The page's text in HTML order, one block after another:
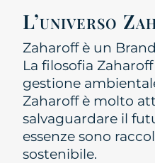
L’universo
Zaharoff è un
La filosofia
gestione
Zaharoff è molto
salvaguardare il
essenze sono
sostenibile.